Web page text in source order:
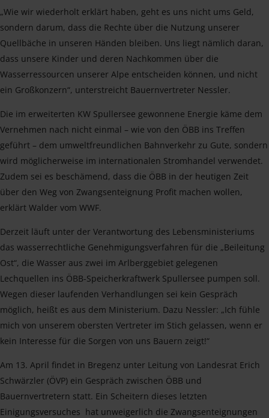
„Wie wir wiederholt erklärt haben, geht es uns nicht ums Geld,
sondern darum, dass die Rechte über die Nutzung unserer
Quellbäche in unseren Händen bleiben. Uns liegt nämlich daran,
dass unsere Kinder und deren Nachkommen über die
Wasserressourcen unserer Alpe entscheiden können, und nicht
ein Großkonzern“, unterstreicht Bauernvertreter Nessler.
Die im erweiterten KW Spullersee gewonnene Energie käme dem
Vernehmen nach nicht einmal – wie von den ÖBB ins Treffen
geführt – dem umweltfreundlichen Bahnverkehr zu Gute, sondern
wird möglicherweise im internationalen Stromhandel verwendet.
Zudem sei es beschämend, dass die ÖBB in der heutigen Zeit
über den Weg von Zwangsenteignung Profit machen wollen,
erklärt Walder vom WWF.
Derzeit läuft unter der Verantwortung des Lebensministeriums
das wasserrechtliche Genehmigungsverfahren für die „Beileitung
Ost“, die Wasser aus zwei im Arlberggebiet gelegenen
Lechquellen ins ÖBB-Speicherkraftwerk Spullersee pumpen soll.
Wegen dieser laufenden Verhandlungen sei kein Gespräch
möglich, heißt es aus dem Ministerium. Dazu Nessler: „Ich fühle
mich von unserem obersten Vertreter im Stich gelassen, wenn er
kein Interesse für die Sorgen von uns Bauern zeigt!“
Am 13. April findet in Bregenz unter Leitung von Landesrat Erich
Schwärzler (ÖVP) ein Gespräch zwischen ÖBB und
Bauernvertretern statt. Ein Scheitern dieses letzten
Einigungsversuches hat unweigerlich die Zwangsenteignungen